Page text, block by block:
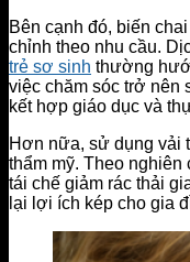
Bên cạnh đó, biến
chỉnh theo nhu cầu.
trẻ sơ sinh thường
việc chăm sóc trở nên
kết hợp giáo dục và
Hơn nữa, sử dụng vải
thẩm mỹ. Theo
tái chế giảm rác thải
lại lợi ích kép cho gia